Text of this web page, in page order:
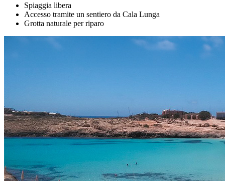
Spiaggia libera
Accesso tramite un sentiero da Cala Lunga
Grotta naturale per riparo